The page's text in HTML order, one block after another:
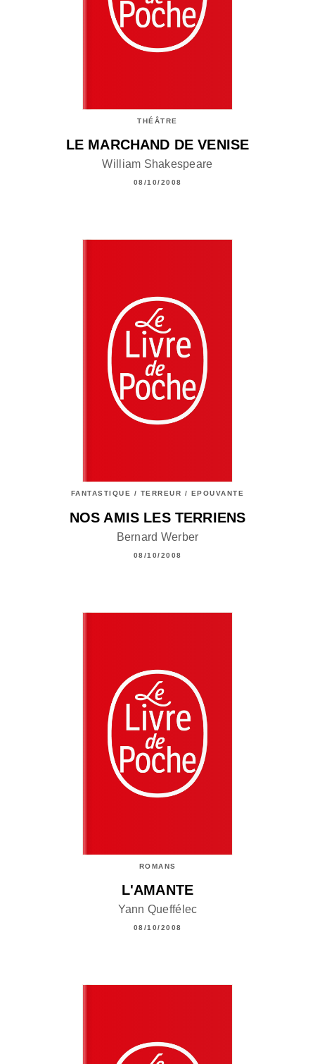
THÉÂTRE
LE MARCHAND DE VENISE
William Shakespeare
08/10/2008
FANTASTIQUE / TERREUR / EPOUVANTE
NOS AMIS LES TERRIENS
Bernard Werber
08/10/2008
ROMANS
L'AMANTE
Yann Queffélec
08/10/2008